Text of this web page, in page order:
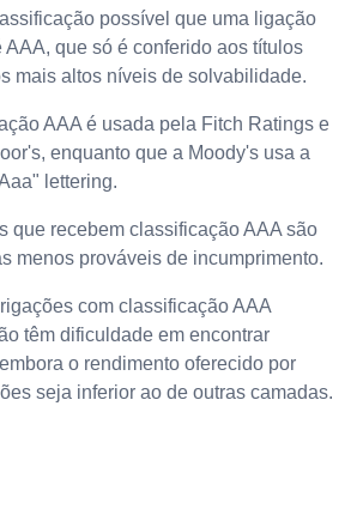
possível que uma ligação
AAA, que só é conferido aos títulos
mais altos níveis de solvabilidade.
AAA é usada pela Fitch Ratings e
enquanto que a Moody's usa a
lettering.
que recebem classificação AAA são
menos prováveis de incumprimento.
com classificação AAA
têm dificuldade em encontrar
o rendimento oferecido por
seja inferior ao de outras camadas.